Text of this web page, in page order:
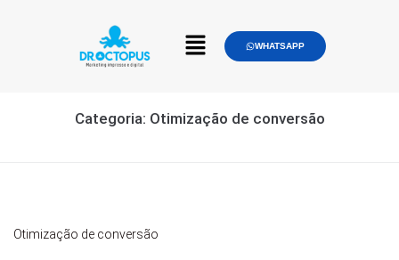
WHATSAPP
Categoria: Otimização de conversão
Otimização de conversão